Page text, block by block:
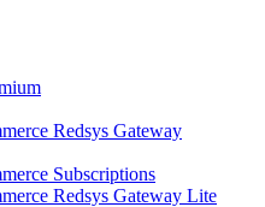
Redsys Gateway
Subscriptions
Redsys Gateway Lite